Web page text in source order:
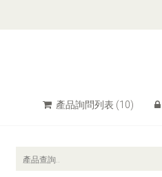
產品詢問列表 (10)